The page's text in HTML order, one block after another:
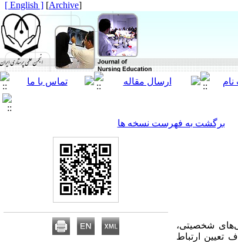
[
Archive
]
[ English ]
برگشت به فهرست نسخه ها
شخصیتی،
تعیین ارتباط